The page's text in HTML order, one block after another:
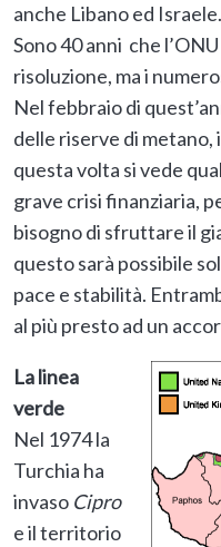
anche Libano ed Israele.
Sono 40 anni che
risoluzione, ma i
Nel febbraio di
delle riserve di
questa volta si vede
grave crisi finanziaria,
bisogno di sfruttare il
questo sarà possibile
pace e stabilità.
al più presto ad un
La linea
verde
Nel 1974 la
Turchia ha
invaso Cipro
e il territorio